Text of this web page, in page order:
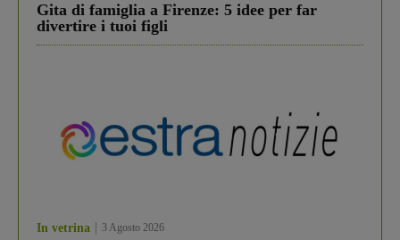
Gita di famiglia a Firenze: 5 idee per far
divertire i tuoi figli
In vetrina 3 Agosto 2026